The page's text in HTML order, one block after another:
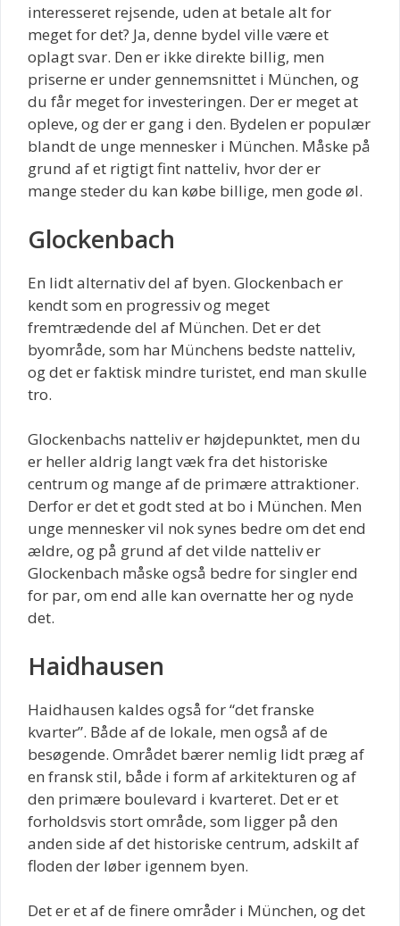
interesseret rejsende, uden at betale alt for
meget for det? Ja, denne bydel ville være et
oplagt svar. Den er ikke direkte billig, men
priserne er under gennemsnittet i München, og
du får meget for investeringen. Der er meget at
opleve, og der er gang i den. Bydelen er populær
blandt de unge mennesker i München. Måske på
grund af et rigtigt fint natteliv, hvor der er
mange steder du kan købe billige, men gode øl.
Glockenbach
En lidt alternativ del af byen. Glockenbach er
kendt som en progressiv og meget
fremtrædende del af München. Det er det
byområde, som har Münchens bedste natteliv,
og det er faktisk mindre turistet, end man skulle
tro.
Glockenbachs natteliv er højdepunktet, men du
er heller aldrig langt væk fra det historiske
centrum og mange af de primære attraktioner.
Derfor er det et godt sted at bo i München. Men
unge mennesker vil nok synes bedre om det end
ældre, og på grund af det vilde natteliv er
Glockenbach måske også bedre for singler end
for par, om end alle kan overnatte her og nyde
det.
Haidhausen
Haidhausen kaldes også for “det franske
kvarter”. Både af de lokale, men også af de
besøgende. Området bærer nemlig lidt præg af
en fransk stil, både i form af arkitekturen og af
den primære boulevard i kvarteret. Det er et
forholdsvis stort område, som ligger på den
anden side af det historiske centrum, adskilt af
floden der løber igennem byen.
Det er et af de finere områder i München, og det